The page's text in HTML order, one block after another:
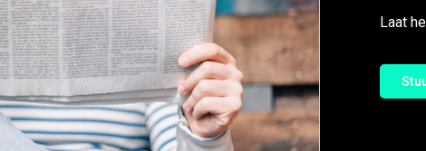
Laat